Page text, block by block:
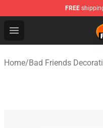
FREE
Open menu
Bad Friends Shop -
Home/Bad Friends